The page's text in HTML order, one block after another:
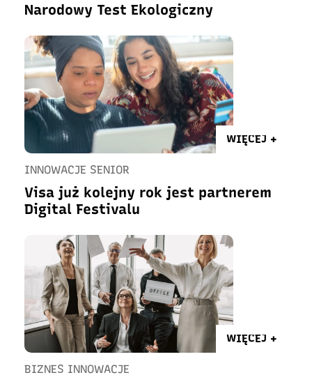
Narodowy Test Ekologiczny
WIĘCEJ +
INNOWACJE SENIOR
Visa już kolejny rok jest partnerem
Digital Festivalu
WIĘCEJ +
BIZNES INNOWACJE